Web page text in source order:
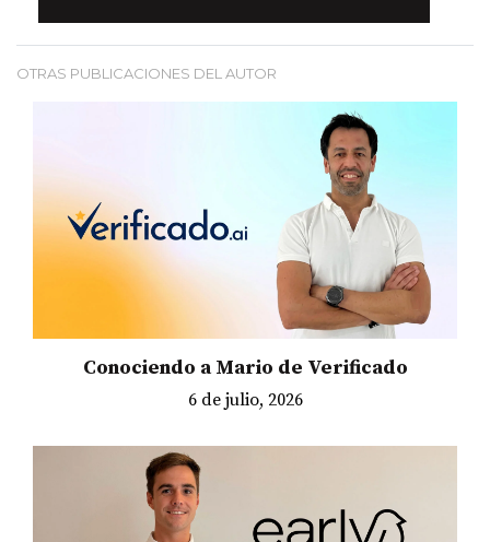
OTRAS PUBLICACIONES DEL AUTOR
Conociendo a Mario de Verificado
6 de julio, 2026